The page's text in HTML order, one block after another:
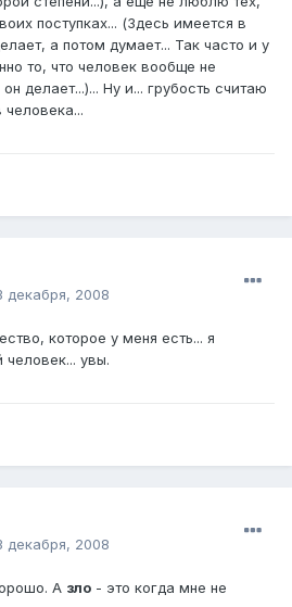
поступках... (Здесь имеется в
а потом думает... Так часто и у
то, что человек вообще не
делает...)... Ну и... грубость считаю
декабря, 2008
которое у меня есть... я
увы.
декабря, 2008
А зло - это когда мне не